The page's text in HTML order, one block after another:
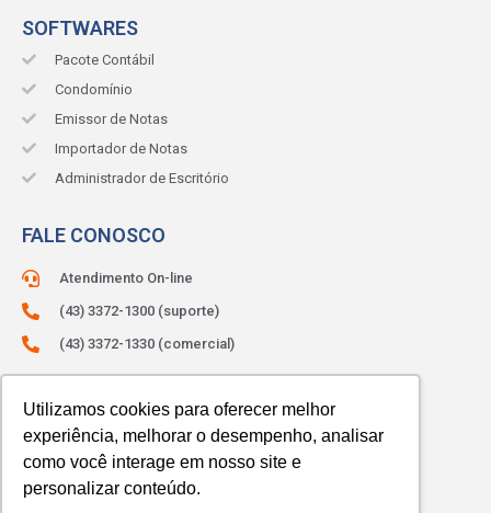
Utilizamos cookies para oferecer melhor
experiência, melhorar o desempenho, analisar
como você interage em nosso site e
personalizar conteúdo.
SOFTWARES
Pacote Contábil
Condomínio
Emissor de Notas
Importador de Notas
Administrador de Escritório
FALE CONOSCO
Atendimento On-line
(43) 3372-1300 (suporte)
(43) 3372-1330 (comercial)
ATENDIMENTO:Segunda à sexta.
Das 8h às 12h e das 13h às 18h.